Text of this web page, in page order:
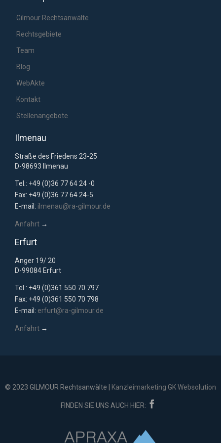
Gilmour Rechtsanwälte
Rechtsgebiete
Team
Blog
WebAkte
Kontakt
Stellenangebote
Ilmenau
Straße des Friedens 23-25
D-98693 Ilmenau
Tel.: +49 (0)36 77 64 24 -0
Fax: +49 (0)36 77 64 24-5
E-mail: ilmenau@ra-gilmour.de
Anfahrt →
Erfurt
Anger 19/ 20
D-99084 Erfurt
Tel.: +49 (0)361 550 70 797
Fax: +49 (0)361 550 70 798
E-mail: erfurt@ra-gilmour.de
Anfahrt →
© 2023 GILMOUR Rechtsanwälte | Kanzleimarketing GK Websolution
FINDEN SIE UNS AUCH HIER: 